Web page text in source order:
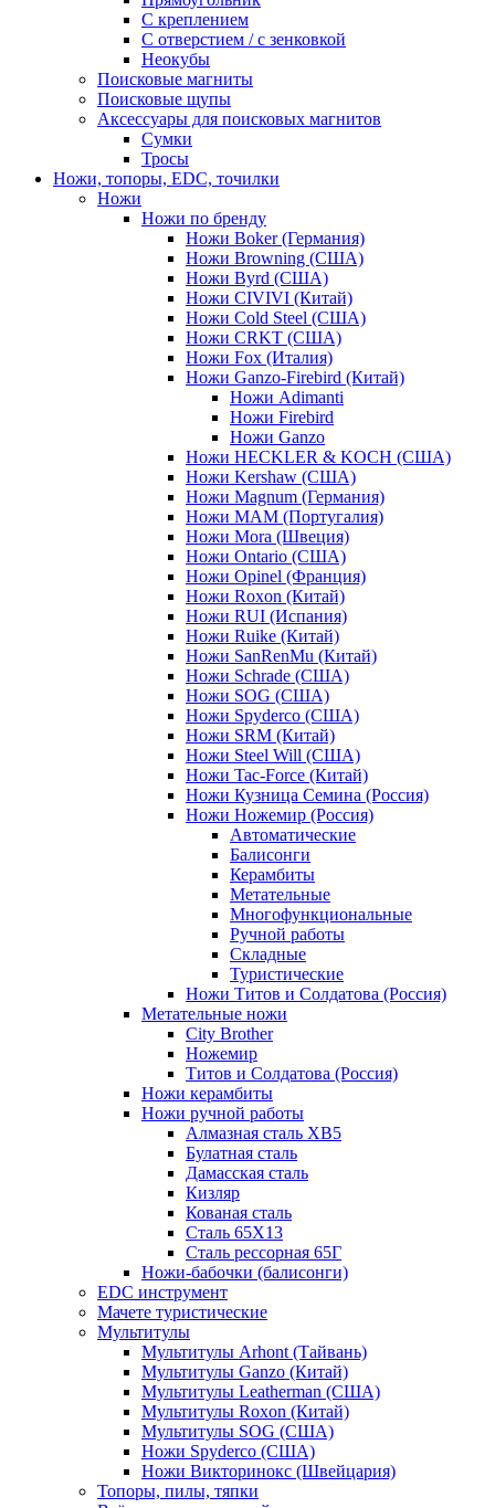
С креплением
С отверстием / с зенковкой
Неокубы
Поисковые магниты
Поисковые щупы
Аксессуары для поисковых магнитов
Сумки
Тросы
Ножи, топоры, EDC, точилки
Ножи
Ножи по бренду
Ножи Boker (Германия)
Ножи Browning (США)
Ножи Byrd (США)
Ножи CIVIVI (Китай)
Ножи Cold Steel (США)
Ножи CRKT (США)
Ножи Fox (Италия)
Ножи Ganzo-Firebird (Китай)
Ножи Adimanti
Ножи Firebird
Ножи Ganzo
Ножи HECKLER & KOCH (США)
Ножи Kershaw (США)
Ножи Magnum (Германия)
Ножи MAM (Португалия)
Ножи Mora (Швеция)
Ножи Ontario (США)
Ножи Opinel (Франция)
Ножи Roxon (Китай)
Ножи RUI (Испания)
Ножи Ruike (Китай)
Ножи SanRenMu (Китай)
Ножи Schrade (США)
Ножи SOG (США)
Ножи Spyderco (США)
Ножи SRM (Китай)
Ножи Steel Will (США)
Ножи Tac-Force (Китай)
Ножи Кузница Семина (Россия)
Ножи Ножемир (Россия)
Автоматические
Балисонги
Керамбиты
Метательные
Многофункциональные
Ручной работы
Складные
Туристические
Ножи Титов и Солдатова (Россия)
Метательные ножи
City Brother
Ножемир
Титов и Солдатова (Россия)
Ножи керамбиты
Ножи ручной работы
Алмазная сталь ХВ5
Булатная сталь
Дамасская сталь
Кизляр
Кованая сталь
Сталь 65Х13
Сталь рессорная 65Г
Ножи-бабочки (балисонги)
EDC инструмент
Мачете туристические
Мультитулы
Мультитулы Arhont (Тайвань)
Мультитулы Ganzo (Китай)
Мультитулы Leatherman (США)
Мультитулы Roxon (Китай)
Мультитулы SOG (США)
Ножи Spyderco (США)
Ножи Викторинокс (Швейцария)
Топоры, пилы, тяпки